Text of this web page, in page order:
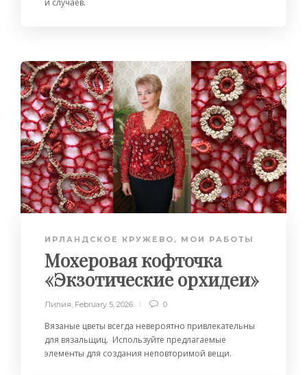
и случаев.
ИРЛАНДСКОЕ КРУЖЕВО , МОИ РАБОТЫ
Мохеровая кофточка
«Экзотические орхидеи»
Лилия February 5, 2026 0
Вязаные цветы всегда невероятно привлекательны
для вязальщиц. Используйте предлагаемые
элементы для создания неповторимой вещи.